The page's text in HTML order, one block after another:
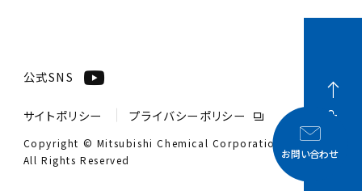
お問い合わせ
サイトポリシー プライバシーポリシー
Copyright © Mitsubishi Chemical Corporation.
All Rights Reserved
公式SNS
PAGE TOP